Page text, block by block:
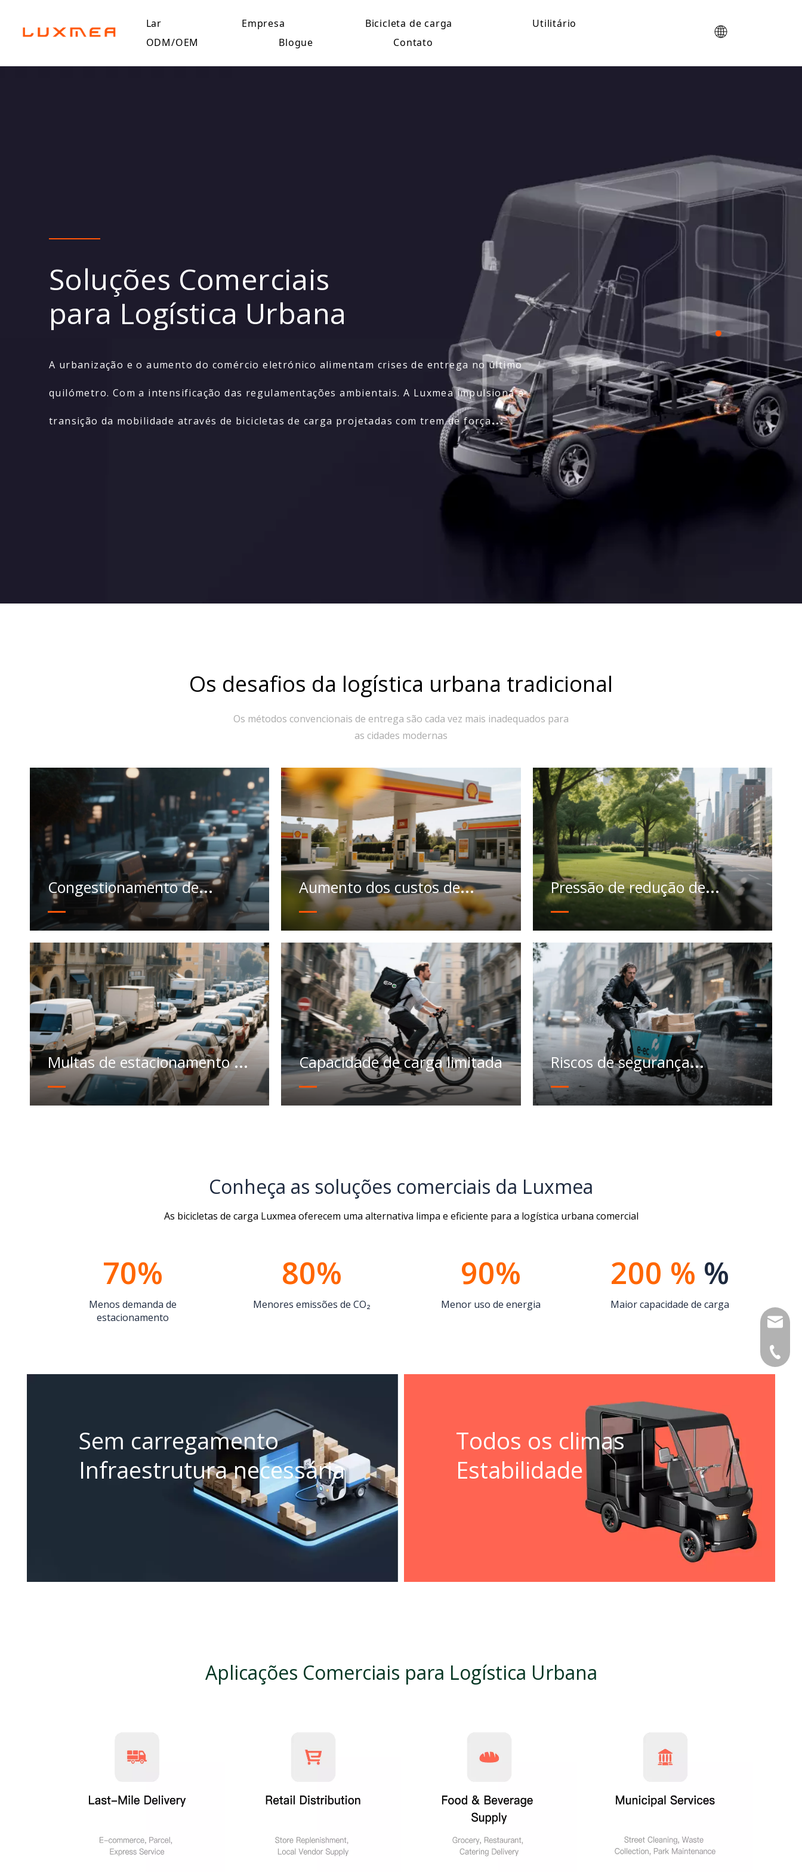
Lar Empresa Bicicleta de carga
Utilitário
ODM/OEM
Blogue Contato
Soluções Comerciais
para Logística Urbana
A urbanização e o aumento do comércio eletrónico alimentam crises de entrega no último
quilómetro. Com a intensificação das regulamentações ambientais. A Luxmea impulsiona a
transição da mobilidade através de bicicletas de carga projetadas com trem de força
híbrido serial sem corrente e design modular. Nossas soluções comerciais permitem uma
Os desafios da logística urbana tradicional
Os métodos convencionais de entrega são cada vez mais inadequados para
as cidades modernas
Congestionamento de
trânsito
Aumento dos custos de
energia
Pressão de redução de
emissões
Multas de estacionamento e
espaço limitado
Capacidade de carga limitada
Riscos de segurança
relacionados ao clima
Conheça as soluções comerciais da Luxmea
As bicicletas de carga Luxmea oferecem uma alternativa limpa e eficiente para a logística urbana comercial
70%
Menos demanda de
estacionamento
80%
Menores emissões de CO₂
90%
Menor uso de energia
200 % %
Maior capacidade de carga
Sem carregamento
Infraestrutura necessária
Todos os climas
Estabilidade
Aplicações Comerciais para Logística Urbana
+49